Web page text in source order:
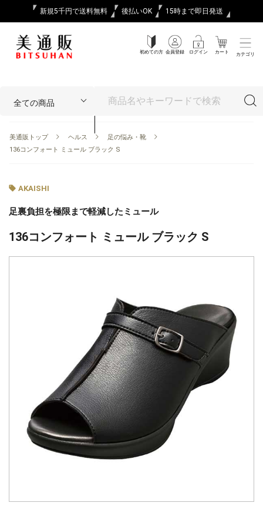
新規5千円で送料無料 後払いOK 15時まで即日発送
初めての方 会員登録 ログイン カート カテゴリ
美通販トップ ヘルス
足の悩み・靴
136コンフォート ミュール ブラック S
AKAISHI
足裏負担を極限まで軽減したミュール
136コンフォート ミュール ブラック S